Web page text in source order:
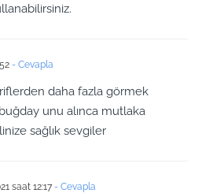
- Cevapla
daha fazla görmek
unu alınca mutlaka
sağlık sevgiler
saat 12:17- Cevapla